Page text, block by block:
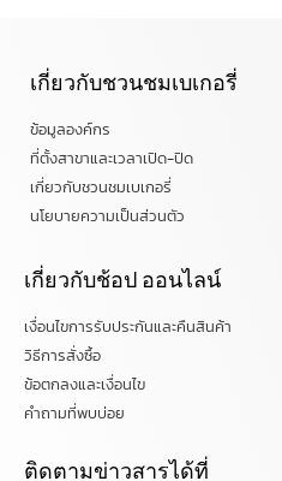
เกี่ยวกับชวนชมเบเกอรี่
ข้อมูลองค์กร
ที่ตั้งสาขาและเวลาเปิด-ปิด
เกี่ยวกับชวนชมเบเกอรี่
นโยบายความเป็นส่วนตัว
เกี่ยวกับช้อป ออนไลน์
เงื่อนไขการรับประกันและคืนสินค้า
วิธีการสั่งซื้อ
ข้อตกลงและเงื่อนไข
คำถามที่พบบ่อย
ติดตามข่าวสารได้ที่